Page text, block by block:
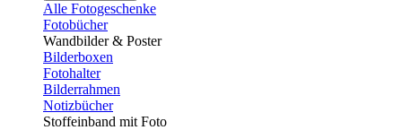
Alle Fotogeschenke
Fotobücher
Wandbilder & Poster
Bilderboxen
Fotohalter
Bilderrahmen
Notizbücher
Stoffeinband mit Foto